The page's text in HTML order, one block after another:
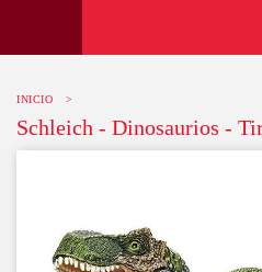
INICIO >
Schleich - Dinosaurios -